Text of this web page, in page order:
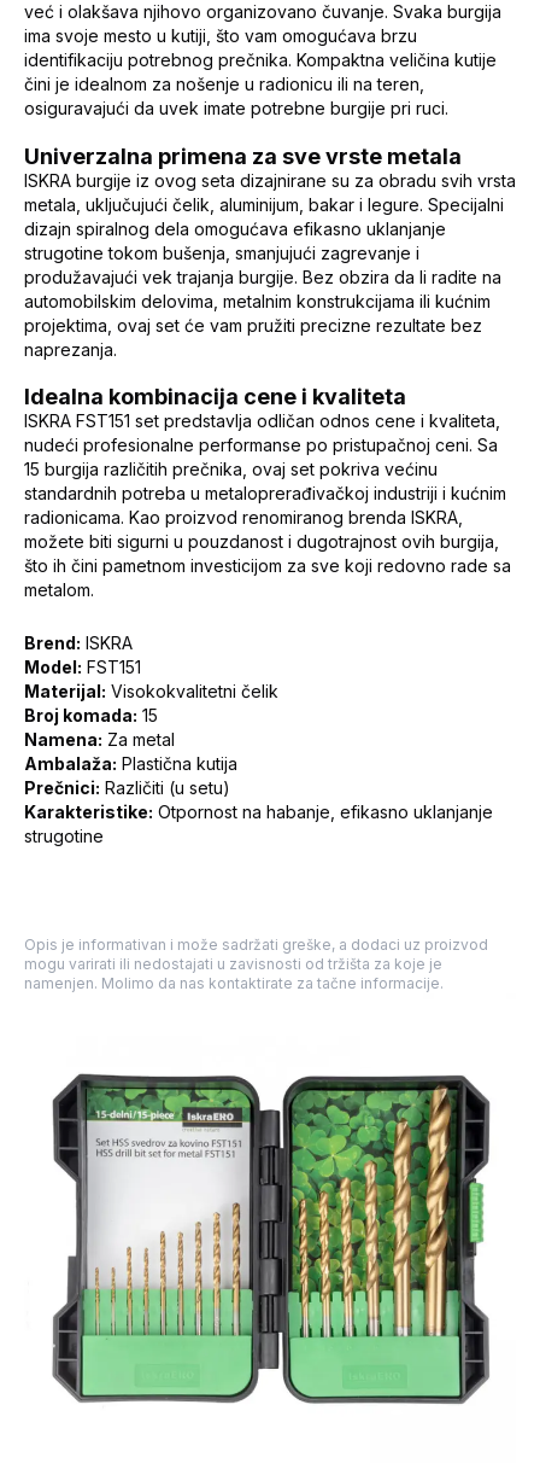
već i olakšava njihovo organizovano čuvanje. Svaka burgija
ima svoje mesto u kutiji, što vam omogućava brzu
identifikaciju potrebnog prečnika. Kompaktna veličina kutije
čini je idealnom za nošenje u radionicu ili na teren,
osiguravajući da uvek imate potrebne burgije pri ruci.
Univerzalna primena za sve vrste metala
ISKRA burgije iz ovog seta dizajnirane su za obradu svih vrsta
metala, uključujući čelik, aluminijum, bakar i legure. Specijalni
dizajn spiralnog dela omogućava efikasno uklanjanje
strugotine tokom bušenja, smanjujući zagrevanje i
produžavajući vek trajanja burgije. Bez obzira da li radite na
automobilskim delovima, metalnim konstrukcijama ili kućnim
projektima, ovaj set će vam pružiti precizne rezultate bez
naprezanja.
Idealna kombinacija cene i kvaliteta
ISKRA FST151 set predstavlja odličan odnos cene i kvaliteta,
nudeći profesionalne performanse po pristupačnoj ceni. Sa
15 burgija različitih prečnika, ovaj set pokriva većinu
standardnih potreba u metaloprerađivačkoj industriji i kućnim
radionicama. Kao proizvod renomiranog brenda ISKRA,
možete biti sigurni u pouzdanost i dugotrajnost ovih burgija,
što ih čini pametnom investicijom za sve koji redovno rade sa
metalom.
Brend: ISKRA
Model: FST151
Materijal: Visokokvalitetni čelik
Broj komada: 15
Namena: Za metal
Ambalaža: Plastična kutija
Prečnici: Različiti (u setu)
Karakteristike: Otpornost na habanje, efikasno uklanjanje
strugotine
Opis je informativan i može sadržati greške, a dodaci uz proizvod
mogu varirati ili nedostajati u zavisnosti od tržišta za koje je
namenjen. Molimo da nas kontaktirate za tačne informacije.